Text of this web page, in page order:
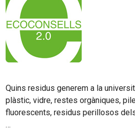
Quins residus generem a la
plàstic, vidre, restes orgàniques,
fluorescents, residus perillosos
…